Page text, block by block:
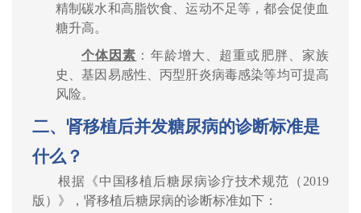
精制碳水和高脂饮食、运动不足等，都会促使血
糖升高。
个体因素 ：年龄增大、超重或肥胖、家族
史、基因易感性、丙型肝炎病毒感染等均可提高
风险。
二、肾移植后并发糖尿病的诊断标准是
什么？
根据《中国移植后糖尿病诊疗技术规范（ 2019
版）》，肾移植后糖尿病的诊断标准如下：